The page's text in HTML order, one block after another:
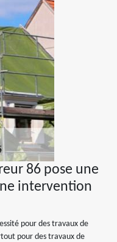
86 pose une
intervention
pour des travaux de
pour des travaux de